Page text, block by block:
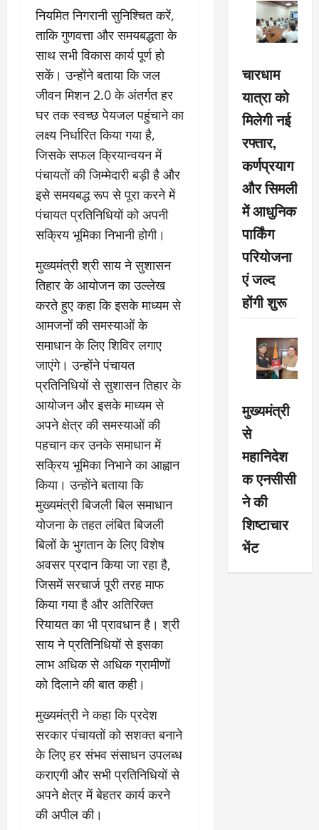
नियमित निगरानी सुनिश्चित करें,
ताकि गुणवत्ता और समयबद्धता के
साथ सभी विकास कार्य पूर्ण हो
सकें। उन्होंने बताया कि जल
जीवन मिशन 2.0 के अंतर्गत हर
घर तक स्वच्छ पेयजल पहुंचाने का
लक्ष्य निर्धारित किया गया है,
जिसके सफल क्रियान्वयन में
पंचायतों की जिम्मेदारी बड़ी है और
इसे समयबद्ध रूप से पूरा करने में
पंचायत प्रतिनिधियों को अपनी
सक्रिय भूमिका निभानी होगी।
मुख्यमंत्री श्री साय ने सुशासन
तिहार के आयोजन का उल्लेख
करते हुए कहा कि इसके माध्यम से
आमजनों की समस्याओं के
समाधान के लिए शिविर लगाए
जाएंगे। उन्होंने पंचायत
प्रतिनिधियों से सुशासन तिहार के
आयोजन और इसके माध्यम से
अपने क्षेत्र की समस्याओं की
पहचान कर उनके समाधान में
सक्रिय भूमिका निभाने का आह्वान
किया। उन्होंने बताया कि
मुख्यमंत्री बिजली बिल समाधान
योजना के तहत लंबित बिजली
बिलों के भुगतान के लिए विशेष
अवसर प्रदान किया जा रहा है,
जिसमें सरचार्ज पूरी तरह माफ
किया गया है और अतिरिक्त
रियायत का भी प्रावधान है। श्री
साय ने प्रतिनिधियों से इसका
लाभ अधिक से अधिक ग्रामीणों
को दिलाने की बात कही।
मुख्यमंत्री ने कहा कि प्रदेश
सरकार पंचायतों को सशक्त बनाने
के लिए हर संभव संसाधन उपलब्ध
कराएगी और सभी प्रतिनिधियों से
अपने क्षेत्र में बेहतर कार्य करने
की अपील की।
चारधाम
यात्रा को
मिलेगी नई
रफ्तार,
कर्णप्रयाग
और सिमली
में आधुनिक
पार्किंग
परियोजना
एं जल्द
होंगी शुरू
मुख्यमंत्री
से
महानिदेश
क एनसीसी
ने की
शिष्टाचार
भेंट